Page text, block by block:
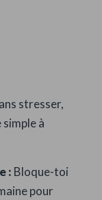
stresser,
à
: Bloque-toi
pour